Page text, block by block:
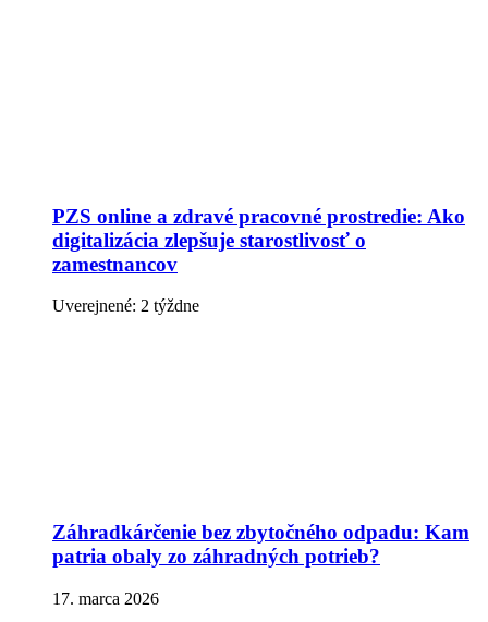
PZS online a zdravé pracovné prostredie: Ako
digitalizácia zlepšuje starostlivosť o
zamestnancov
Uverejnené: 2 týždne
Záhradkárčenie bez zbytočného odpadu: Kam
patria obaly zo záhradných potrieb?
17. marca 2026